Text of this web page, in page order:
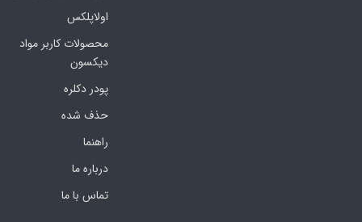
اولاپلکس
محصولات کاربر مواد
دیکسون
پودر دکلره
حذف شده
راهنما
درباره ما
تماس با ما